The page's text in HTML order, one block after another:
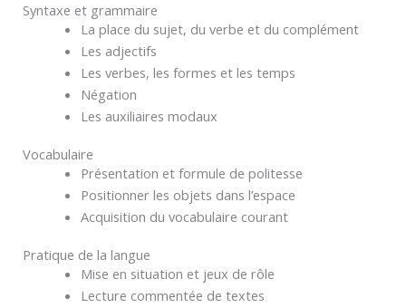
Syntaxe et grammaire
La place du sujet, du verbe et du complément
Les adjectifs
Les verbes, les formes et les temps
Négation
Les auxiliaires modaux
Vocabulaire
Présentation et formule de politesse
Positionner les objets dans l’espace
Acquisition du vocabulaire courant
Pratique de la langue
Mise en situation et jeux de rôle
Lecture commentée de textes